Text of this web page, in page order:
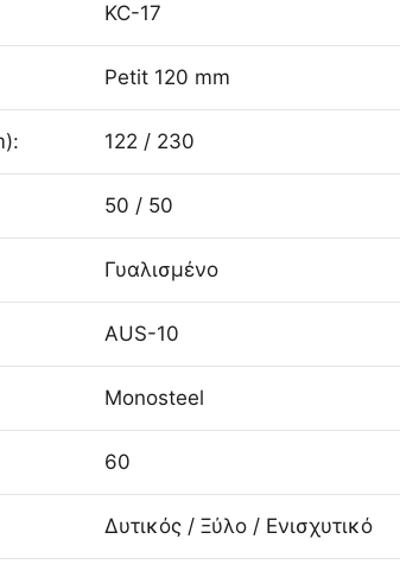
KC-17
Petit 120 mm
122 / 230
50 / 50
Γυαλισμένο
AUS-10
Monosteel
60
Δυτικός / Ξύλο / Ενισχυτικό